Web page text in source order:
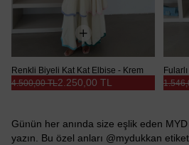
Renkli Biyeli Kat Kat Elbise - Krem
2.250,00 TL
4.500,00 TL
Günün her anında size eşlik eden
yazın. Bu özel anları @mydukkan